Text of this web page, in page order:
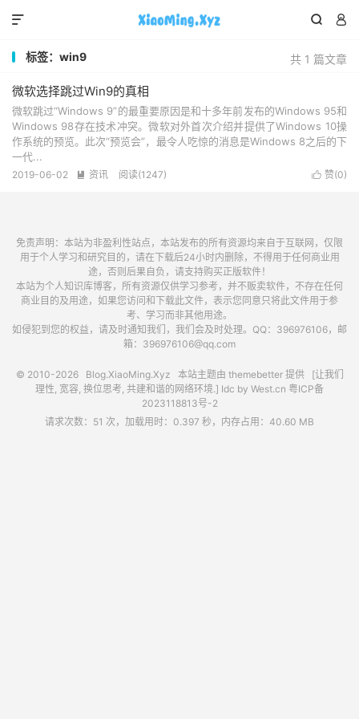
 

共 1 篇文章
标签：win9
微软选择跳过Win9的真相
微软跳过“Windows 9”的最重要原因是和十多年前发布的Windows 95和
Windows 98存在技术冲突。微软对外首次介绍并提供了Windows 10操
作系统的预览。此次“预览会”，最令人吃惊的消息是Windows 8之后的下
一代...
 赞(0)
2019-06-02  资讯 阅读(1247)
免责声明：本站为非盈利性站点，本站发布的所有资源均来自于互联网，仅限
用于个人学习和研究目的，请在下载后24小时内删除，不得用于任何商业用
途，否则后果自负，请支持购买正版软件！
本站为个人知识库博客，所有资源仅供学习参考，并不贩卖软件，不存在任何
商业目的及用途，如果您访问和下载此文件，表示您同意只将此文件用于参
考、学习而非其他用途。
如侵犯到您的权益，请及时通知我们，我们会及时处理。QQ：396976106，邮
箱：396976106@qq.com
© 2010-2026 Blog.XiaoMing.Xyz 本站主题由 themebetter提供 [让我们
理性, 宽容, 换位思考, 共建和谐的网络环境.] Idc by West.cn 粤ICP备
2023118813号-2
请求次数：51 次，加载用时：0.397 秒，内存占用：40.60 MB